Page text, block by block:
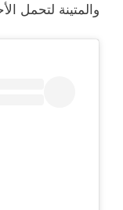
والمتينة لتحمل